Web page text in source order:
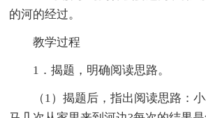
的河的经过。
教学过程
1．揭题，明确阅读思路。
（1）揭题后，指出阅读思路：